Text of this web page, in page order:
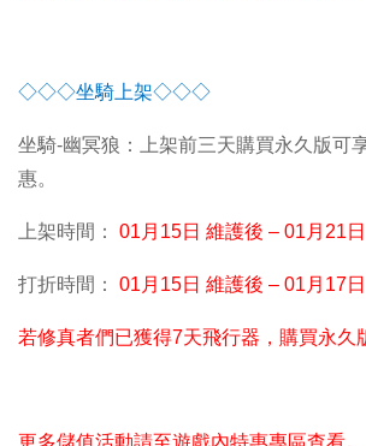
◇◇◇坐騎上架◇◇◇
坐騎-幽冥狼：上架前三天購買永久版可
惠。
上架時間： 01 月15日 維護後 – 01月21
打折時間： 01 月15日 維護後 – 01月17
若修真者們已獲得7天飛行器，購買永久